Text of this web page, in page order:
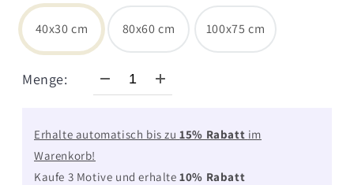
40x30 cm 80x60 cm 100x75 cm
Menge:
Erhalte automatisch bis zu15% Rabatt im
Warenkorb!
Kaufe 3 Motive und erhalte10% Rabatt